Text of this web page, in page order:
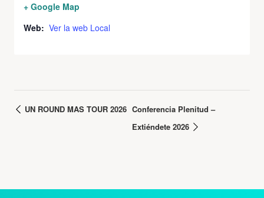
+ Google Map
Web: Ver la web Local
UN ROUND MAS TOUR 2026 Conferencia Plenitud –
Extiéndete 2026